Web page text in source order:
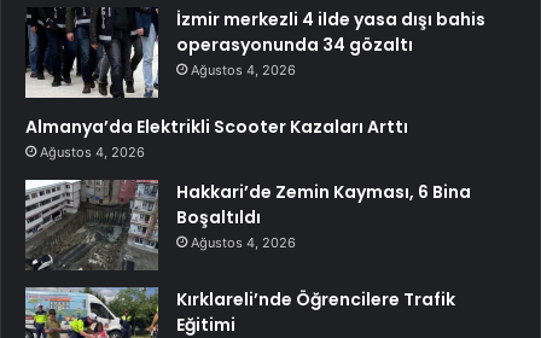
İzmir merkezli 4 ilde yasa dışı bahis
operasyonunda 34 gözaltı
Ağustos 4, 2026
Almanya’da Elektrikli Scooter Kazaları Arttı
Ağustos 4, 2026
Hakkari’de Zemin Kayması, 6 Bina
Boşaltıldı
Ağustos 4, 2026
Kırklareli’nde Öğrencilere Trafik
Eğitimi